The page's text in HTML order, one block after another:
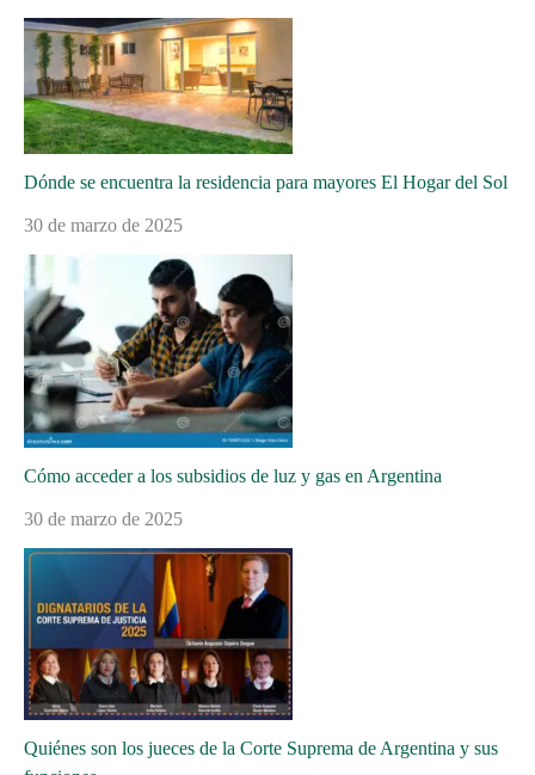
Dónde se encuentra la residencia para mayores El Hogar del Sol
30 de marzo de 2025
Cómo acceder a los subsidios de luz y gas en Argentina
30 de marzo de 2025
Quiénes son los jueces de la Corte Suprema de Argentina y sus